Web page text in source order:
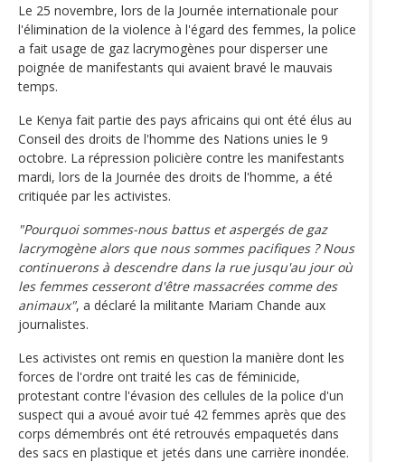
Le 25 novembre, lors de la Journée internationale pour
l'élimination de la violence à l'égard des femmes, la police
a fait usage de gaz lacrymogènes pour disperser une
poignée de manifestants qui avaient bravé le mauvais
temps.
Le Kenya fait partie des pays africains qui ont été élus au
Conseil des droits de l'homme des Nations unies le 9
octobre. La répression policière contre les manifestants
mardi, lors de la Journée des droits de l'homme, a été
critiquée par les activistes.
"Pourquoi sommes-nous battus et aspergés de gaz
lacrymogène alors que nous sommes pacifiques ? Nous
continuerons à descendre dans la rue jusqu'au jour où
les femmes cesseront d'être massacrées comme des
animaux", a déclaré la militante Mariam Chande aux
journalistes.
Les activistes ont remis en question la manière dont les
forces de l'ordre ont traité les cas de féminicide,
protestant contre l'évasion des cellules de la police d'un
suspect qui a avoué avoir tué 42 femmes après que des
corps démembrés ont été retrouvés empaquetés dans
des sacs en plastique et jetés dans une carrière inondée.